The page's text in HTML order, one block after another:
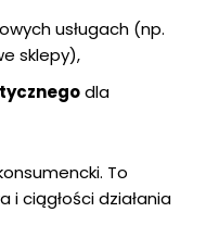
usługach (np.
sklepy),
dla
To
ciągłości działania